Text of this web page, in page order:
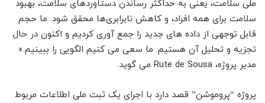
ملی سلامت، یعنی به حداکثر رساندن دستاوردهای سلامت، بهبود
سلامت برای همه افراد، و کاهش نابرابری‌ها محقق شود. ما حجم
قابل توجهی از داده های جدید را جمع آوری کردیم و اکنون در حال
تجزیه و تحلیل آن هستیم. ما سعی می کنیم الگویی را ببینیم.»
مدیر پروژه، Rute de Sousa می گوید.
پروژه “پروموشن” قصد دارد با اجرای یک ثبت ملی اطلاعات مربوط